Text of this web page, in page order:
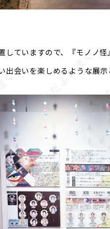
していますので、『モノノ
会いを楽しめるような展示